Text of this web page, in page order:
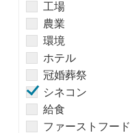
工場
農業
環境
ホテル
冠婚葬祭
シネコン
給食
ファーストフード